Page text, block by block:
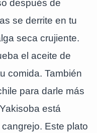
después de
se derrite en tu
seca crujiente.
el aceite de
comida. También
para darle más
está
Este plato